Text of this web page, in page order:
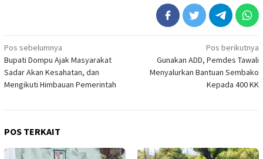
Navigasi
pos
Pos sebelumnya
Bupati Dompu Ajak Masyarakat
Sadar Akan Kesahatan, dan
Mengikuti Himbauan Pemerintah
Pos berikutnya
Gunakan ADD, Pemdes Tawali
Menyalurkan Bantuan Sembako
Kepada 400 KK
POS TERKAIT